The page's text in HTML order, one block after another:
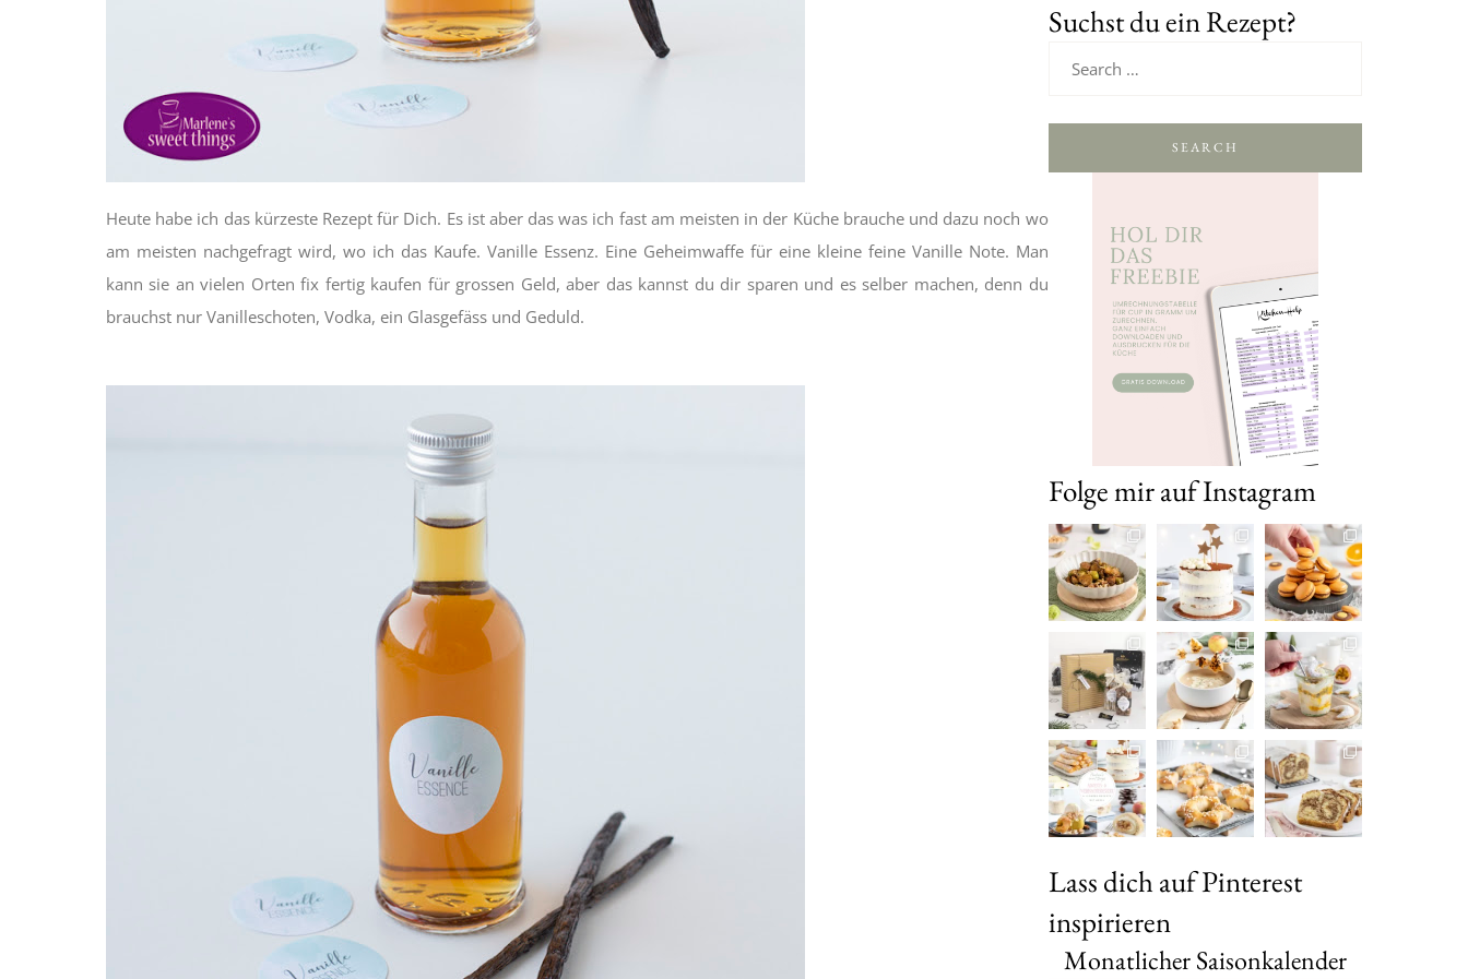
Heute habe ich das kürzeste Rezept für Dich. Es ist aber das was ich fast am meisten in der Küche brauche und dazu noch wo
am meisten nachgefragt wird, wo ich das Kaufe. Vanille Essenz. Eine Geheimwaffe für eine kleine feine Vanille Note. Man
kann sie an vielen Orten fix fertig kaufen für grossen Geld, aber das kannst du dir sparen und es selber machen, denn du
brauchst nur Vanilleschoten, Vodka, ein Glasgefäss und Geduld.
Suchst du ein Rezept?
SEARCH
Folge mir auf Instagram
Lass dich auf Pinterest
inspirieren
Monatlicher Saisonkalender